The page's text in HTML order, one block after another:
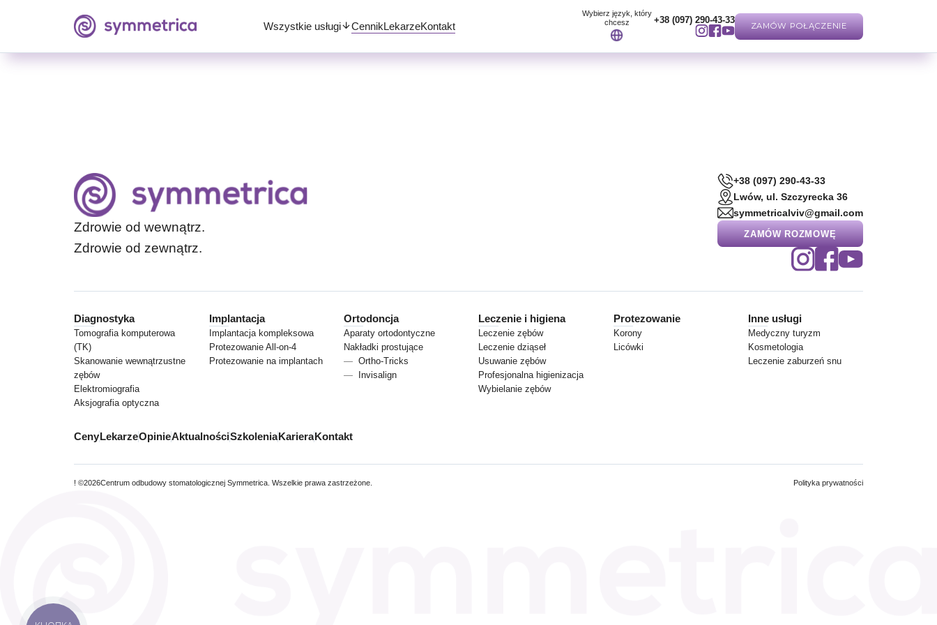
Wszystkie usługi CennikLekarzeKontakt
Wybierz język, który
chcesz
+38 (097) 290-43-33
ZAMÓW POŁĄCZENIE
Zdrowie od wewnątrz.
Zdrowie od zewnątrz.
+38 (097) 290-43-33
Lwów, ul. Szczyrecka 36
symmetricalviv@gmail.com
ZAMÓW ROZMOWĘ
Diagnostyka
Tomografia komputerowa
(TK)
Skanowanie wewnątrzustne
zębów
Elektromiografia
Aksjografia optyczna
Implantacja
Implantacja kompleksowa
Protezowanie All-on-4
Protezowanie na implantach
Ortodoncja
Aparaty ortodontyczne
Nakładki prostujące
Ortho-Tricks
Invisalign
Leczenie i higiena
Leczenie zębów
Leczenie dziąseł
Usuwanie zębów
Profesjonalna higienizacja
Wybielanie zębów
Protezowanie
Korony
Licówki
Inne usługi
Medyczny turyzm
Kosmetologia
Leczenie zaburzeń snu
CenyLekarzeOpinieAktualnościSzkoleniaKarieraKontakt
! ©2026Centrum odbudowy stomatologicznej Symmetrica. Wszelkie prawa zastrzeżone. Polityka prywatności